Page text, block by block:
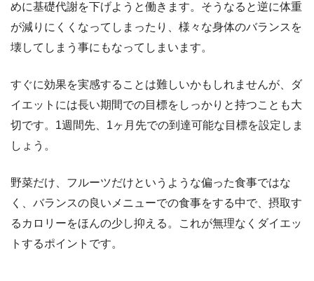
めに基礎代謝を下げようと働きます。そうなると逆に体重
が減りにくくなってしまったり、様々な身体のバランスを
壊してしまう事にもなってしまいます。
すぐに効果を実感することは難しいかもしれませんが、ダ
イエットには長い期間での目標をしっかりと持つことも大
切です。1週間先、1ヶ月先での到達可能な目標を設定しま
しょう。
野菜だけ、フルーツだけというような偏った食事ではな
く、バランスの良いメニューでの食事をする中で、摂取す
るカロリーをほんの少し抑える。これが無理なくダイエッ
トするポイントです。